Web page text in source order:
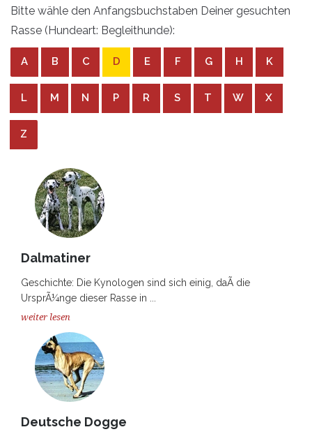
Bitte wähle den Anfangsbuchstaben Deiner gesuchten
Rasse (Hundeart: Begleithunde):
A B C D E F G H K
L M N P R S T W X
Z
Dalmatiner
Geschichte: Die Kynologen sind sich einig, daÃ die
UrsprÃ¼nge dieser Rasse in ...
weiter lesen
Deutsche Dogge